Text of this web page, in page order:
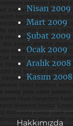
Nisan 2009
Mart 2009
Şubat 2009
Ocak 2009
Aralık 2008
Kasım 2008
Hakkımızda